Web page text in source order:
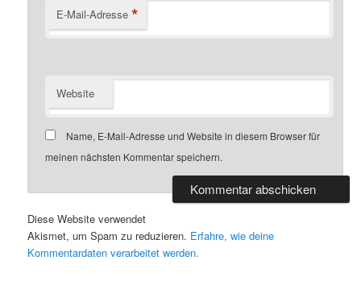
E-Mail-Adresse *
Website
Name, E-Mail-Adresse und Website in diesem Browser für
meinen nächsten Kommentar speichern.
Diese Website verwendet
Akismet, um Spam zu reduzieren. Erfahre, wie deine
Kommentardaten verarbeitet werden.